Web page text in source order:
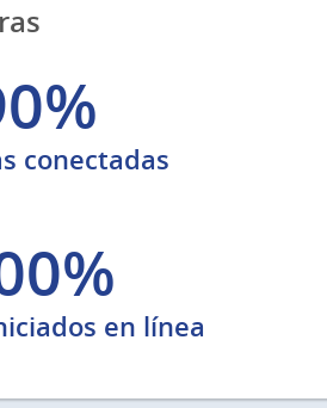
conectadas
en línea